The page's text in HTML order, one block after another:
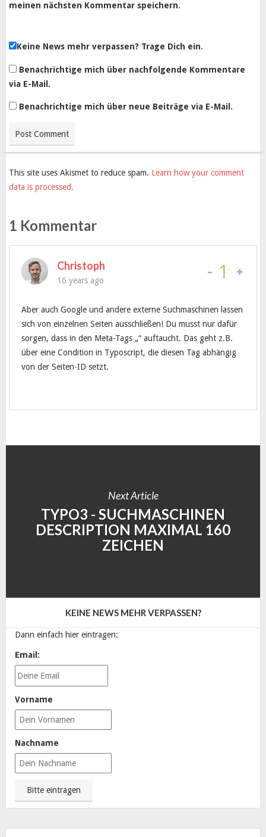
meinen nächsten Kommentar speichern.
Keine News mehr verpassen? Trage Dich ein.
Benachrichtige mich über nachfolgende Kommentare
via E-Mail.
Benachrichtige mich über neue Beiträge via E-Mail.
This site uses Akismet to reduce spam. Learn how your comment
data is processed.
1 Kommentar
Christoph
16 years ago - 1
Aber auch Google und andere externe Suchmaschinen lassen
sich von einzelnen Seiten ausschließen! Du musst nur dafür
sorgen, dass in den Meta-Tags „“ auftaucht. Das geht z.B.
über eine Condition in Typoscript, die diesen Tag abhängig
von der Seiten-ID setzt.
Next Article
TYPO3 - SUCHMASCHINEN
DESCRIPTION MAXIMAL 160
ZEICHEN
KEINE NEWS MEHR VERPASSEN?
Dann einfach hier eintragen:
Email:
Vorname
Nachname